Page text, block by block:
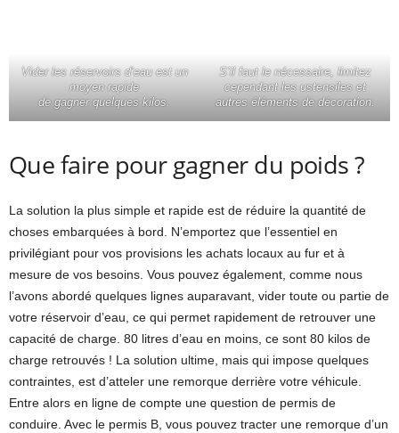
Vider les réservoirs d’eau est un
moyen rapide
de gagner quelques kilos.
S’il faut le nécessaire, limitez
cependant les ustensiles et
autres éléments de décoration.
Que faire pour gagner du poids ?
La solution la plus simple et rapide est de réduire la quantité de
choses embarquées à bord. N’emportez que l’essentiel en
privilégiant pour vos provisions les achats locaux au fur et à
mesure de vos besoins. Vous pouvez également, comme nous
l’avons abordé quelques lignes auparavant, vider toute ou partie de
votre réservoir d’eau, ce qui permet rapidement de retrouver une
capacité de charge. 80 litres d’eau en moins, ce sont 80 kilos de
charge retrouvés ! La solution ultime, mais qui impose quelques
contraintes, est d’atteler une remorque derrière votre véhicule.
Entre alors en ligne de compte une question de permis de
conduire. Avec le permis B, vous pouvez tracter une remorque d’un